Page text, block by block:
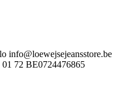
info@loewejsejeansstore.be
72 BE0724476865